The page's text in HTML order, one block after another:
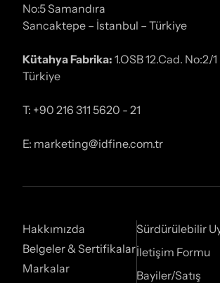
No:5 Samandıra
Sancaktepe – İstanbul – Türkiye
Kütahya Fabrika: 1.OSB 12.Cad. No:2/
Türkiye
T: +90 216 311 5620 - 21
E: marketing@idfine.com.tr
Hakkımızda
Belgeler & Sertifikalar
Markalar
Sürdürülebilir
İletişim Formu
Bayiler/Satış